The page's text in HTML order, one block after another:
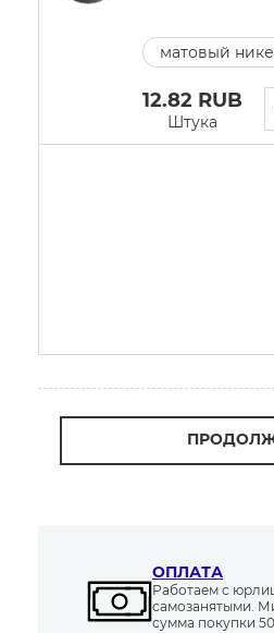
матовый
12.82 RUB
Штука
ОПЛАТА
Работаем с
самозанятыми.
сумма покупки